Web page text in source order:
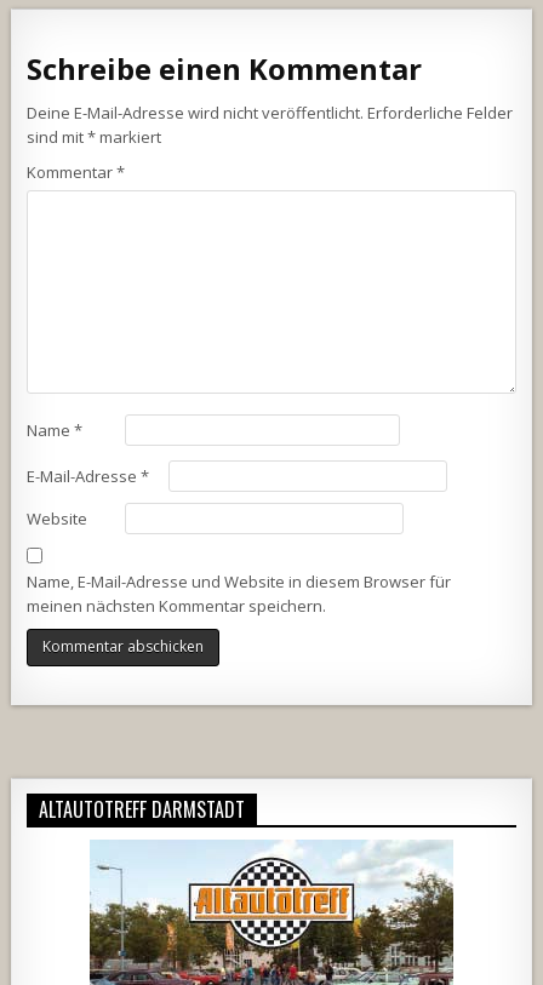
Schreibe einen Kommentar
Deine E-Mail-Adresse wird nicht veröffentlicht. Erforderliche Felder
sind mit*markiert
Kommentar*
Name*
E-Mail-Adresse*
Website
Name, E-Mail-Adresse und Website in diesem Browser für
meinen nächsten Kommentar speichern.
ALTAUTOTREFF DARMSTADT